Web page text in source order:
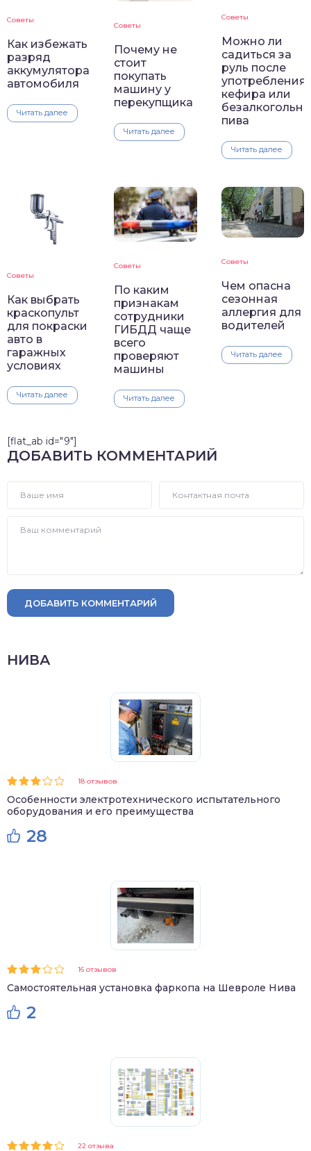
Советы
Как избежать
разряд
аккумулятора
автомобиля
Читать далее
Советы
Почему не
стоит
покупать
машину у
перекупщика
Читать далее
Советы
Можно ли
садиться за
руль после
употребления
кефира или
пива
Читать далее
Советы
Как выбрать
краскопульт
для покраски
авто в
гаражных
условиях
Читать далее
Советы
По каким
признакам
сотрудники
ГИБДД чаще
всего
проверяют
машины
Читать далее
Советы
Чем опасна
сезонная
аллергия для
водителей
Читать далее
[flat_ab id="9"]
ДОБАВИТЬ КОММЕНТАРИЙ
ДОБАВИТЬ КОММЕНТАРИЙ
НИВА
18 отзывов
Особенности электротехнического испытательного
оборудования и его преимущества
28
16 отзывов
Самостоятельная установка фаркопа на Шевроле Нива
2
22 отзыва